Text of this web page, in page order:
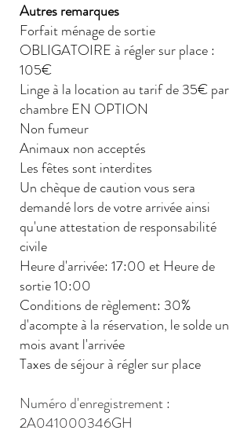
Autres remarques
Forfait ménage de sortie
OBLIGATOIRE à régler sur place :
105€
Linge à la location au tarif de 35€ par
chambre EN OPTION
Non fumeur
Animaux non acceptés
Les fêtes sont interdites
Un chèque de caution vous sera
demandé lors de votre arrivée ainsi
qu'une attestation de responsabilité
civile
Heure d'arrivée: 17:00 et Heure de
sortie 10:00
Conditions de règlement: 30%
d'acompte à la réservation, le solde un
mois avant l'arrivée
Taxes de séjour à régler sur place
Numéro d'enregistrement :
2A041000346GH